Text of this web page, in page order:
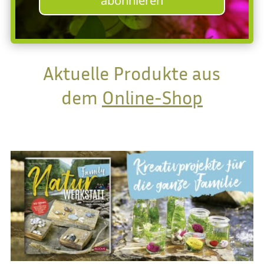
Aktuelle Produkte aus
dem Online-Shop